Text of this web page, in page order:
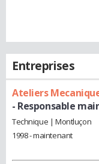
Entreprises
Ateliers
- Responsable
Technique | Montluçon
1998 - maintenant